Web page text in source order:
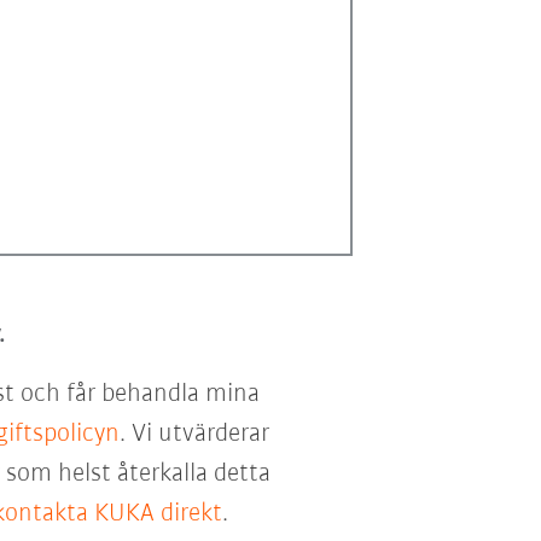
och får behandla mina
. Vi utvärderar
helst återkalla detta
KUKA direkt.